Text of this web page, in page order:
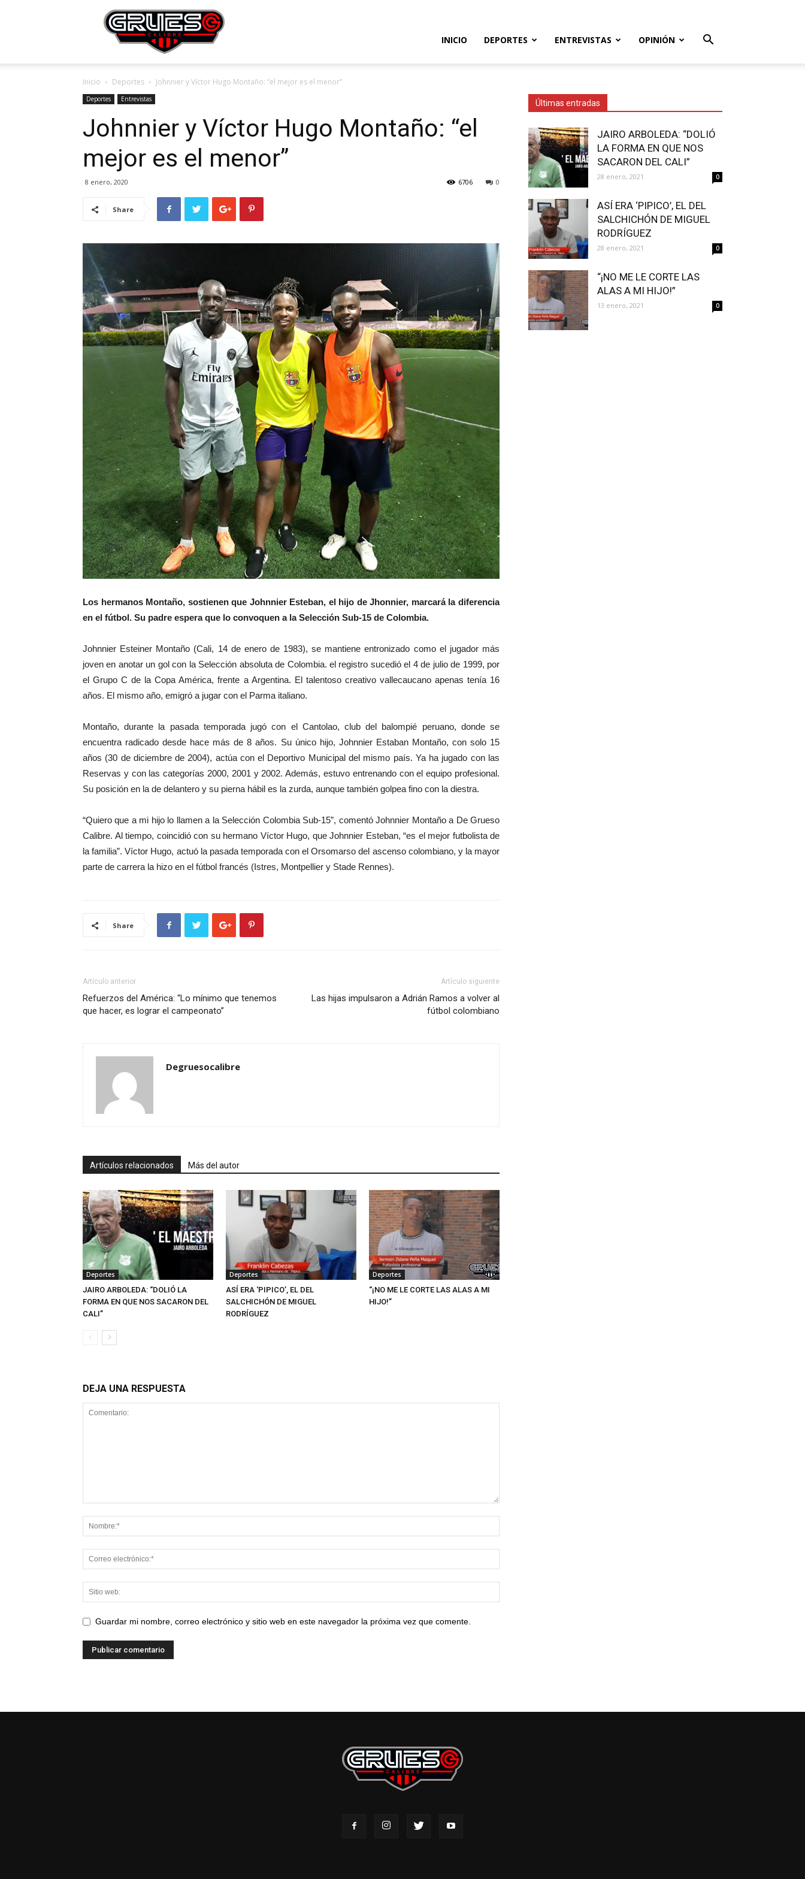
INICIO DEPORTES ENTREVISTAS OPINIÓN
Inicio Deportes Johnnier y Víctor Hugo Montaño: “el mejor es el menor”
Deportes Entrevistas
Johnnier y Víctor Hugo Montaño: “el
mejor es el menor”
8 enero, 2020 0
6706
Share
Los hermanos Montaño, sostienen que Johnnier Esteban, el hijo de Jhonnier, marcará la diferencia
en el fútbol. Su padre espera que lo convoquen a la Selección Sub-15 de Colombia.
Johnnier Esteiner Montaño (Cali, 14 de enero de 1983), se mantiene entronizado como el jugador más
joven en anotar un gol con la Selección absoluta de Colombia. el registro sucedió el 4 de julio de 1999, por
el Grupo C de la Copa América, frente a Argentina. El talentoso creativo vallecaucano apenas tenía 16
años. El mismo año, emigró a jugar con el Parma italiano.
Montaño, durante la pasada temporada jugó con el Cantolao, club del balompié peruano, donde se
encuentra radicado desde hace más de 8 años. Su único hijo, Johnnier Estaban Montaño, con solo 15
años (30 de diciembre de 2004), actúa con el Deportivo Municipal del mismo país. Ya ha jugado con las
Reservas y con las categorías 2000, 2001 y 2002. Además, estuvo entrenando con el equipo profesional.
Su posición en la de delantero y su pierna hábil es la zurda, aunque también golpea fino con la diestra.
“Quiero que a mi hijo lo llamen a la Selección Colombia Sub-15”, comentó Johnnier Montaño a De Grueso
Calibre. Al tiempo, coincidió con su hermano Víctor Hugo, que Johnnier Esteban, “es el mejor futbolista de
la familia”. Víctor Hugo, actuó la pasada temporada con el Orsomarso del ascenso colombiano, y la mayor
parte de carrera la hizo en el fútbol francés (Istres, Montpellier y Stade Rennes).
Share
Artículo anterior
Refuerzos del América: “Lo mínimo que tenemos
que hacer, es lograr el campeonato”
Artículo siguiente
Las hijas impulsaron a Adrián Ramos a volver al
fútbol colombiano
Degruesocalibre
Artículos relacionados Más del autor
Deportes
JAIRO ARBOLEDA: “DOLIÓ LA
FORMA EN QUE NOS SACARON DEL
CALI”
Deportes
ASÍ ERA ‘PIPICO’, EL DEL
SALCHICHÓN DE MIGUEL
RODRÍGUEZ
Deportes
“¡NO ME LE CORTE LAS ALAS A MI
HIJO!”
DEJA UNA RESPUESTA
Guardar mi nombre, correo electrónico y sitio web en este navegador la próxima vez que comente.
Últimas entradas
JAIRO ARBOLEDA: “DOLIÓ
LA FORMA EN QUE NOS
SACARON DEL CALI”
28 enero, 2021 0
ASÍ ERA ‘PIPICO’, EL DEL
SALCHICHÓN DE MIGUEL
RODRÍGUEZ
28 enero, 2021 0
“¡NO ME LE CORTE LAS
ALAS A MI HIJO!”
13 enero, 2021 0